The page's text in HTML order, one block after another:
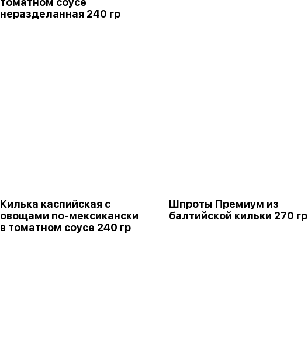
неразделанная 240 гр
Килька каспийская с
овощами по-мексикански
в томатном соусе 240 гр
Шпроты Премиум из
балтийской кильки 270 гр